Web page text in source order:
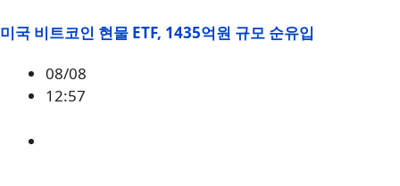
미국 비트코인 현물 ETF, 1435억원 규모 순유입
08/08
12:57